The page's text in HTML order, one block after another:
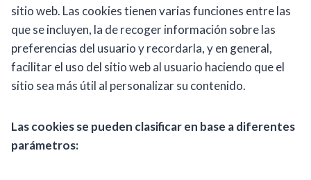
sitio web. Las cookies tienen varias funciones entre las
que se incluyen, la de recoger información sobre las
preferencias del usuario y recordarla, y en general,
facilitar el uso del sitio web al usuario haciendo que el
sitio sea más útil al personalizar su contenido.
Las cookies se pueden clasificar en base a diferentes
parámetros: